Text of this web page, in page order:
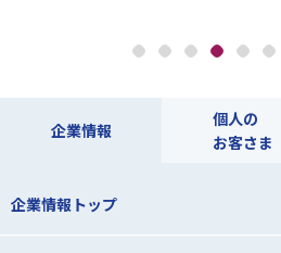
企業情報
個人の
お客さま
企業情報トップ